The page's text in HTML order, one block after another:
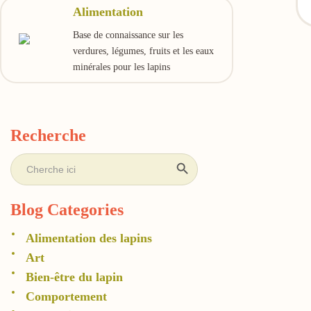
Alimentation
Base de connaissance sur les
verdures, légumes, fruits et les eaux
minérales pour les lapins
Recherche
Search
for:
Blog Categories
Alimentation des lapins
Art
Bien-être du lapin
Comportement